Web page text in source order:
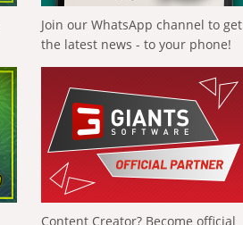
Join our WhatsApp channel to get
the latest news - to your phone!
Content Creator? Become official